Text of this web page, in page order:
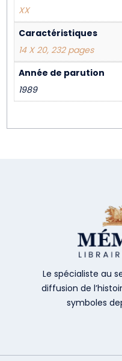
XX
Caractéristiques
14 X 20, 232 pages
Année de parution
1989
Le spécialiste au
diffusion de
symboles